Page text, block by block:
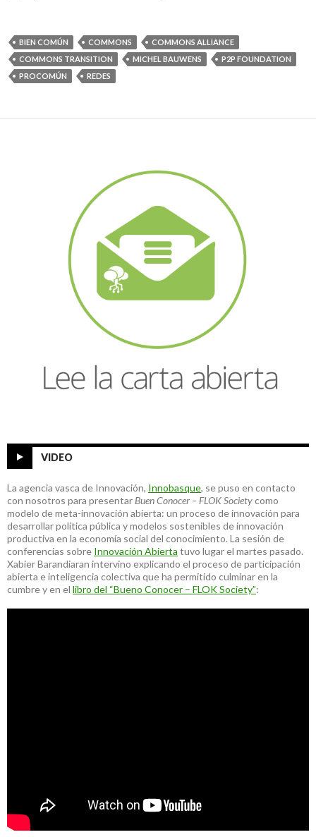
BIEN COMÚN COMMONS
COMMONS ALLIANCE
COMMONS TRANSITION
MICHEL BAUWENS
P2P FOUNDATION
PROCOMÚN
REDES
VIDEO
La agencia vasca de Innovación, Innobasque, se puso en contacto
con nosotros para presentar Buen Conocer – FLOK Societycomo
modelo de meta-innovación abierta: un proceso de innovación para
desarrollar política pública y modelos sostenibles de innovación
productiva en la economía social del conocimiento. La sesión de
conferencias sobre Innovación Abierta tuvo lugar el martes pasado.
Xabier Barandiaran intervino explicando el proceso de participación
abierta e inteligencia colectiva que ha permitido culminar en la
cumbre y en el libro del “Bueno Conocer – FLOK Society”: